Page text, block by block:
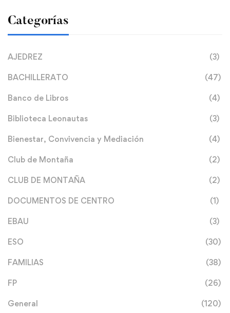
Categorías
AJEDREZ (3)
BACHILLERATO (47)
Banco de Libros (4)
Biblioteca Leonautas (3)
Bienestar, Convivencia y Mediación (4)
Club de Montaña (2)
CLUB DE MONTAÑA (2)
DOCUMENTOS DE CENTRO (1)
EBAU (3)
ESO (30)
FAMILIAS (38)
FP (26)
General (120)